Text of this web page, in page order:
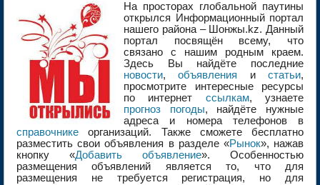
На просторах глобальной паутины
открылся Информационный портал
нашего района – Шонжы.kz. Данный
портал посвящён всему, что
связано с нашим родным краем.
Здесь Вы найдёте последние
новости,объявления истатьи,
просмотрите интересные ресурсы
по интернет ссылкам, узнаете
прогноз погоды, найдёте нужные
адреса и номера телефонов в
справочнике организаций. Также сможете бесплатно
разместить свои объявления в разделе «Рынок», нажав
кнопку «Добавить объявление». Особенностью
размещения объявлений является то, что для
размещения не требуется регистрация, но для